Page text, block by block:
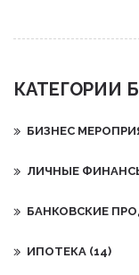
КАТЕГОРИИ
БИЗНЕС
ЛИЧНЫЕ
БАНКОВСКИЕ
ИПОТЕКА (14)